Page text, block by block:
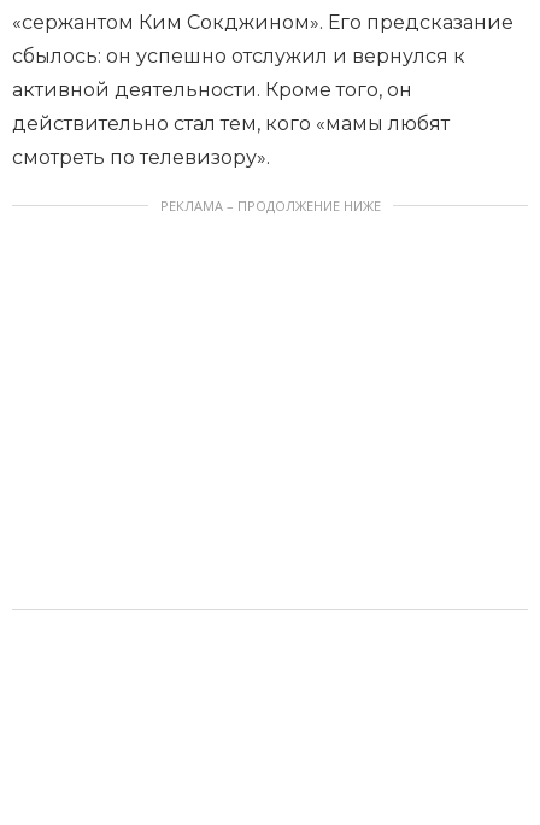
«сержантом Ким Сокджином». Его предсказание
сбылось: он успешно отслужил и вернулся к
активной деятельности. Кроме того, он
действительно стал тем, кого «мамы любят
смотреть по телевизору».
РЕКЛАМА – ПРОДОЛЖЕНИЕ НИЖЕ